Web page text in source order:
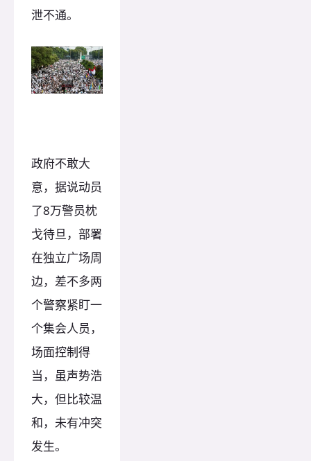
泄不通。
政府不敢大
意，据说动员
了8万警员枕
戈待旦，部署
在独立广场周
边，差不多两
个警察紧盯一
个集会人员，
场面控制得
当，虽声势浩
大，但比较温
和，未有冲突
发生。